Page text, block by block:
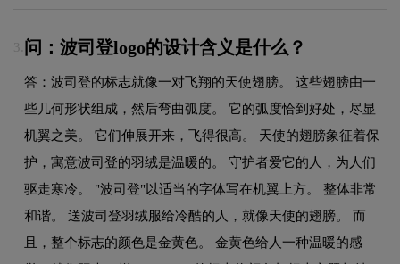
3. 问：波司登logo的设计含义是什么？
答：波司登的标志就像一对飞翔的天使翅膀。 这些翅膀由一
些几何形状组成，然后弯曲弧度。 它的弧度恰到好处，尽显
机翼之美。 它们伸展开来，飞得很高。 天使的翅膀象征着保
护，寓意波司登的羽绒是温暖的。 守护者爱它的人，为人们
驱走寒冷。 "波司登"以适当的字体写在机翼上方。 整体非常
和谐。 送波司登羽绒服给冷酷的人，就像天使的翅膀。 而
且，整个标志的颜色是金黄色。 金黄色给人一种温暖的感